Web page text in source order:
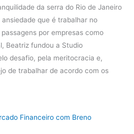
da serra do Rio de Janeiro
que é trabalhar no
por empresas como
Beatriz fundou a Studio
desafio, pela meritocracia e,
de trabalhar de acordo com os
Financeiro com Breno